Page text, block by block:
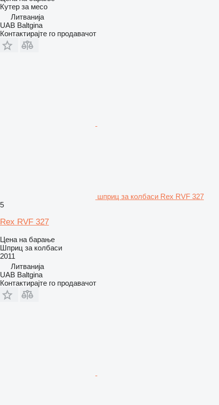
Кутер за месо
Литванија
UAB Baltgina
Контактирајте го продавачот
шприц за колбаси Rex RVF 327
5
Rex RVF 327
Цена на барање
Шприц за колбаси
2011
Литванија
UAB Baltgina
Контактирајте го продавачот